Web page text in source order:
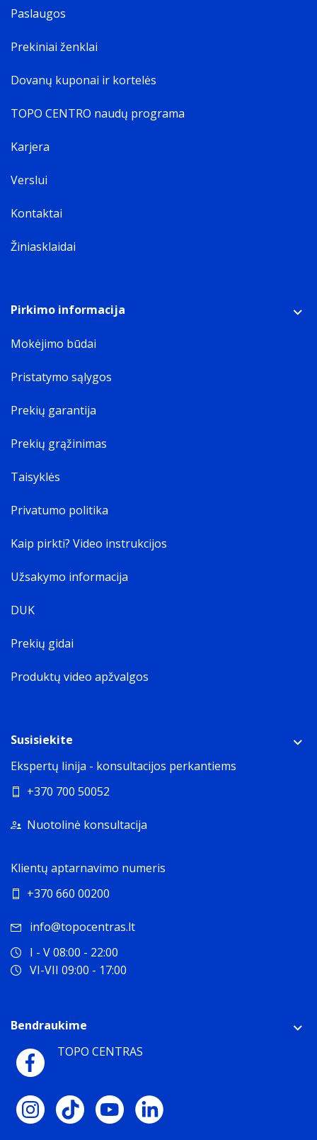
Paslaugos
Prekiniai ženklai
Dovanų kuponai ir kortelės
TOPO CENTRO naudų programa
Karjera
Verslui
Kontaktai
Žiniasklaidai
Pirkimo informacija
Mokėjimo būdai
Pristatymo sąlygos
Prekių garantija
Prekių grąžinimas
Taisyklės
Privatumo politika
Kaip pirkti? Video instrukcijos
Užsakymo informacija
DUK
Prekių gidai
Produktų video apžvalgos
Susisiekite
Ekspertų linija - konsultacijos perkantiems
+370 700 50052
Nuotolinė konsultacija
Klientų aptarnavimo numeris
+370 660 00200
info@topocentras.lt
I - V 08:00 - 22:00
VI-VII 09:00 - 17:00
Bendraukime
TOPO CENTRAS